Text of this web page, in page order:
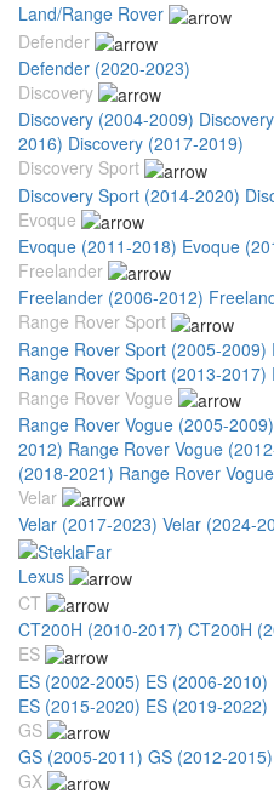
Land/Range Rover
Defender
Defender (2020-2023)
Discovery
Discovery (2004-2009)
2016) Discovery (2017-2019)
Discovery Sport
Discovery Sport (2014-2020)
Evoque
Evoque (2011-2018) Evoque
Freelander
Freelander (2006-2012)
Range Rover Sport
Range Rover Sport (2005-2009)
Range Rover Sport (2013-2017)
Range Rover Vogue
Range Rover Vogue (2005-2009)
2012) Range Rover Vogue
(2018-2021) Range Rover
Velar
Velar (2017-2023) Velar (2024-
Lexus
CT
CT200H (2010-2017) CT200H
ES
ES (2002-2005) ES (2006-2010)
ES (2015-2020) ES (2019-2022)
GS
GS (2005-2011) GS (2012-2015)
GX